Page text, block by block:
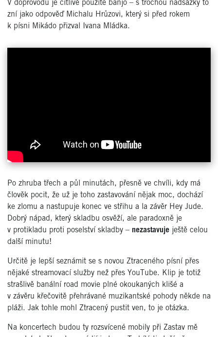
V doprovodu je citlivě použité banjo – s trochou nadsázky to
zní jako odpověď Michalu Hrůzovi, který si před rokem
k písni Mikádo přizval Ivana Mládka.
Po zhruba třech a půl minutách, přesně ve chvíli, kdy má
člověk pocit, že už je toho zastavování nějak moc, dochází
ke zlomu a nastupuje konec ve střihu a la závěr Hey Jude.
Dobrý nápad, který skladbu osvěží, ale paradoxně je
v protikladu proti poselství skladby – nezastavuje ještě celou
další minutu!
Určitě je lepší seznámit se s novou Ztraceného písní přes
nějaké streamovací služby než přes YouTube. Klip je totiž
strašlivě banální road movie plné okoukaných klišé a
v závěru křečovitě přehrávané muzikantské pohody někde na
pláži. Jak tohle mohl Ztracený pustit ven, to je otázka.
Na koncertech budou ty rozsvícené mobily při Zastav mě